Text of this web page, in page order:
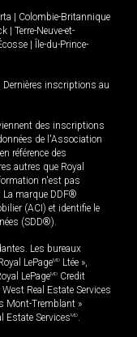
Colombie-Britannique
Terre-Neuve-et-
Île-du-Prince-
Dernières inscriptions au
des inscriptions
de l'Association
référence des
autres que Royal
n'est pas
La marque DDF®
(ACI) et identifie le
(SDD®).
Les bureaux
LePageMD Ltée »,
LePageMD Credit
West Real Estate Services
Mont-Tremblant »
Estate ServicesMD.